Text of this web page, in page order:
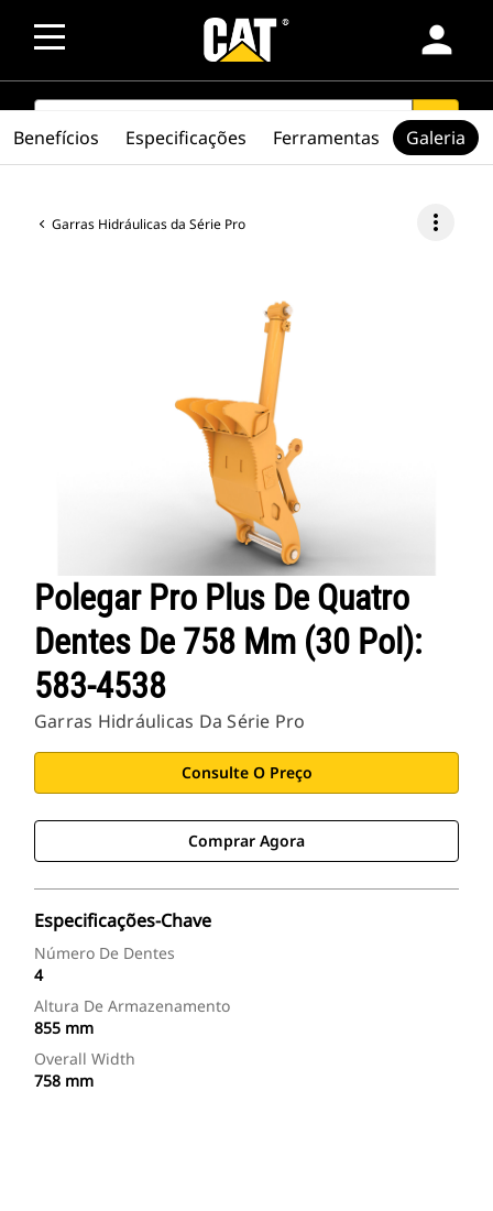
person
SEARCH search
Garras Hidráulicas da Série Pro more_vert
Polegar Pro Plus De Quatro
Dentes De 758 Mm (30 Pol):
583-4538
Garras Hidráulicas Da Série Pro
Consulte O Preço
Comprar Agora
Especificações-Chave
Número De Dentes
4
Altura De Armazenamento
855 mm
Overall Width
758 mm
Benefícios Especificações Ferramentas Galeria